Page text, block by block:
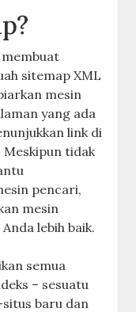
sitemap XML
mesin
yang ada
link di
Meskipun tidak
pencari,
mesin
lebih baik.
semua
– sesuatu
baru dan